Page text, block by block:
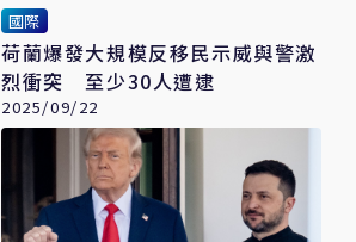
國際
荷蘭爆發大規模反移民示威與警激
烈衝突 至少30人遭逮
2025/09/22